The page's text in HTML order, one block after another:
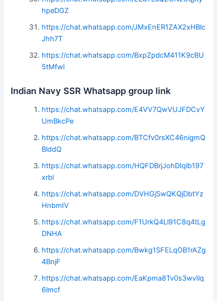
hpeDGZ
https://chat.whatsapp.com/JMxEnER1ZAX2xHBlc
Jhh7T
https://chat.whatsapp.com/BxpZpdcM411K9cBU
5tMfwI
Indian Navy SSR Whatsapp group link
https://chat.whatsapp.com/E4VV7QwVUJFDCvY
UmBkcPe
https://chat.whatsapp.com/BTCfv0rsXC46nigmQ
BlddQ
https://chat.whatsapp.com/HQFDBrjJohDIqlb197
xrbl
https://chat.whatsapp.com/DVHGjSwQKQjDbtYz
HnbmIV
https://chat.whatsapp.com/F1UrkQ4Ll91C8q4tLg
DNHA
https://chat.whatsapp.com/Bwkg1SFELqOB1rAZg
4BnjF
https://chat.whatsapp.com/EaKpma8Tv0s3wvIlq
6lmcf